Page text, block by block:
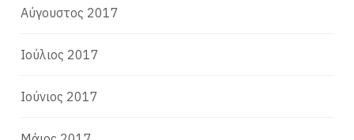
Αύγουστος 2017
Ιούλιος 2017
Ιούνιος 2017